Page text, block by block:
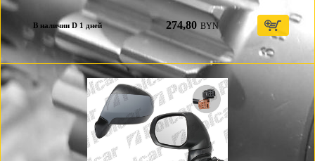
В наличии D 1 дней 274,80 BYN